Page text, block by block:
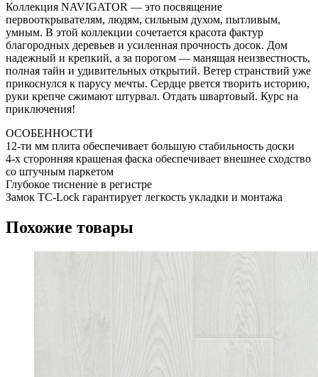
Коллекция NAVIGATOR — это посвящение
первооткрывателям, людям, сильным духом, пытливым,
умным. В этой коллекции сочетается красота фактур
благородных деревьев и усиленная прочность досок. Дом
надежный и крепкий, а за порогом — манящая неизвестность,
полная тайн и удивительных открытий. Ветер странствий уже
прикоснулся к парусу мечты. Сердце рвется творить историю,
руки крепче сжимают штурвал. Отдать швартовый. Курс на
приключения!
ОСОБЕННОСТИ
12-ти мм плита обеспечивает большую стабильность доски
4-х сторонняя крашеная фаска обеспечивает внешнее сходство
со штучным паркетом
Глубокое тиснение в регистре
Замок TC-Lock гарантирует легкость укладки и монтажа
Похожие товары